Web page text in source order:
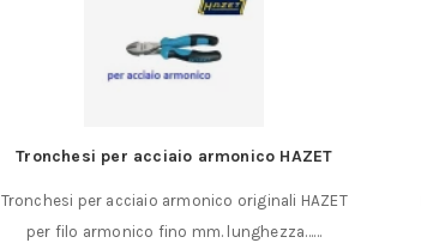
Tronchesi per acciaio armonico HAZET
Tronchesi per acciaio armonico originali HAZET
per filo armonico fino mm. lunghezza……